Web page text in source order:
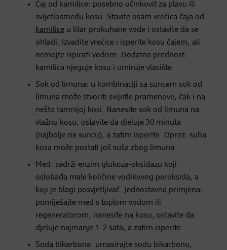
Čaj od kamilice: posebno učinkovit za plavu ili
svijetlosmeđu kosu. Stavite osam vrećica čaja od
kamilice u litar prokuhane vode i ostavite da se
ohladi. Izvadite vrećice i isperite kosu čajem, ali
nemojte ispirati vodom. Dodatna prednost:
kamilica njeguje kosu i umiruje vlasište.
Sok od limuna: u kombinaciji sa suncem sok od
limuna može stvoriti svijetle pramenove, čak i na
nešto tamnijoj kosi. Nanesite sok od limuna na
vlažnu kosu, ostavite da djeluje 30 minuta
(najbolje na suncu), a zatim isperite. Oprez: suha
kosa može postati još suša zbog limuna.
Med: sadrži enzim glukoza-oksidazu koji
oslobađa male količine vodikovog peroksida, a
koji je blagi posvjetljivač. Jednostavna primjena:
pomiješajte med s toplom vodom ili
regeneratorom, nanesite na kosu, ostavite da
djeluje najmanje 1–2 sata, a zatim isperite.
Soda bikarbona: umasirajte sodu bikarbonu,